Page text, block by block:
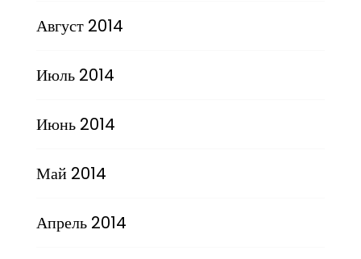
Август 2014
Июль 2014
Июнь 2014
Май 2014
Апрель 2014